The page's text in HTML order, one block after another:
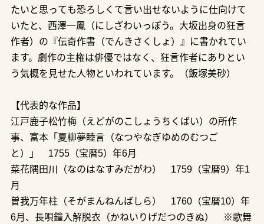
たいと思っても恐ろしくて言い出せないように仕向けて
いたと、西澤一鳳（にしざわいっぽう。大坂出身の狂言
作者）の『伝奇作書（でんきさくしょ）』に書かれてい
ます。劇作の主権は俳優ではなく、狂言作者にありとい
う気概を見せた人物といわれています。（飯塚美砂）
【代表的な作品】
江戸鹿子松竹梅（えどがのこしょうちくばい）の所作
事、富本「夏柳夢睦言（なつやなぎゆめのむつご
と）」 1755（宝暦5）年6月
菜花隅田川（なのはなすみだがわ） 1759（宝暦9）年1
月
曽我万年柱（そがまんねんばしら） 1760（宝暦10）年
6月、長唄鐘入解脱衣（かねいりげだつのきぬ） ※歌舞